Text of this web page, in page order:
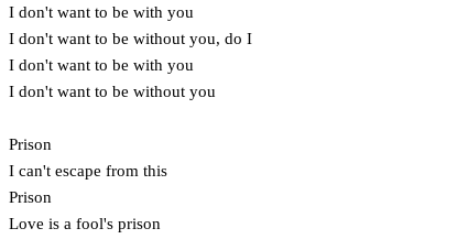
I don't want to be with you
I don't want to be without you, do I
I don't want to be with you
I don't want to be without you
Prison
I can't escape from this
Prison
Love is a fool's prison